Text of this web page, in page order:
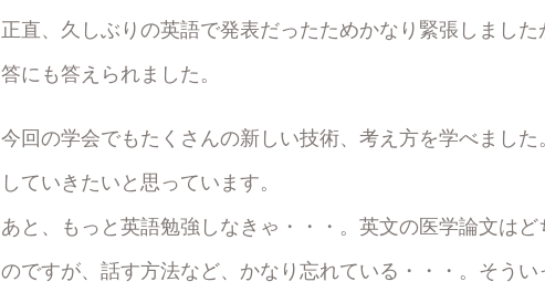
正直、久しぶりの英語で発表だったためかなり緊張しまし
答にも答えられました。
今回の学会でもたくさんの新しい技術、考え方を学べまし
していきたいと思っています。
あと、もっと英語勉強しなきゃ・・・。英文の医学論文は
のですが、話す方法など、かなり忘れている・・・。そうい